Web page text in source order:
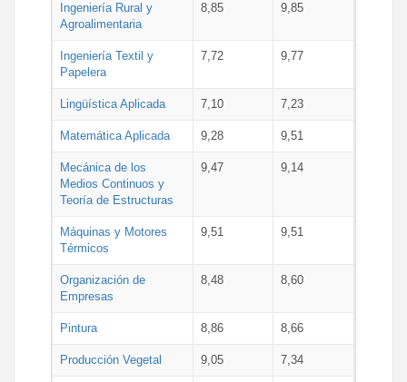
Ingeniería Rural y
Agroalimentaria
8,85 9,85
Ingeniería Textil y
Papelera
7,72 9,77
Lingüística Aplicada 7,10 7,23
Matemática Aplicada 9,28 9,51
Mecánica de los
Medios Continuos y
Teoría de Estructuras
9,47 9,14
Máquinas y Motores
Térmicos
9,51 9,51
Organización de
Empresas
8,48 8,60
Pintura 8,86 8,66
Producción Vegetal 9,05 7,34